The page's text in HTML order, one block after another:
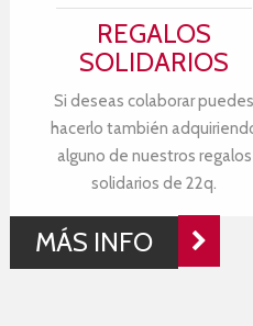
REGALOS
SOLIDARIOS
Si deseas colaborar puedes
hacerlo también
alguno de nuestros regalos
solidarios de 22q.
MÁS INFO